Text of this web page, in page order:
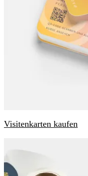
Visitenkarten kaufen